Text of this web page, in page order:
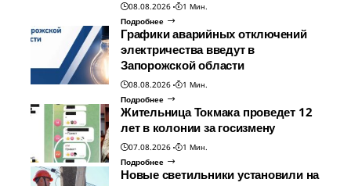
08.08.2026
1 Мин.
Подробнее
Графики аварийных отключений
электричества введут в
Запорожской области
08.08.2026
1 Мин.
Подробнее
Жительница Токмака проведет 12
лет в колонии за госизмену
07.08.2026
1 Мин.
Подробнее
Новые светильники установили на